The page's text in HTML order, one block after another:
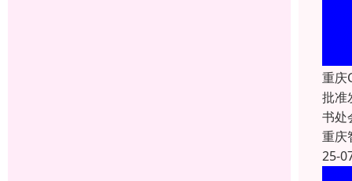
重庆
批准
书处
重庆
25-